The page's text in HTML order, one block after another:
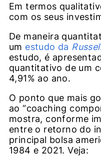
Em termos
com os seus
De maneira
um estudo da
estudo, é
quantitativo de um
4,91% ao ano.
O ponto que mais
ao “coaching
mostra, conforme
entre o retorno do
principal bolsa
1984 e 2021. Veja: